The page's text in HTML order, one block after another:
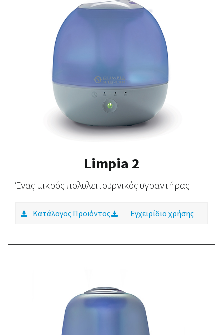
ΈΓΓΡΑΦΑ ΠΡΟΪΌΝΤΩΝ
Limpia 2
Ένας μικρός πολυλειτουργικός υγραντήρας
Κατάλογος Προϊόντος Εγχειρίδιο χρήσης